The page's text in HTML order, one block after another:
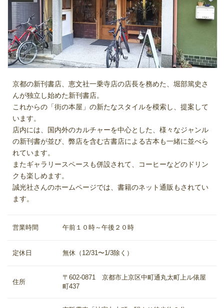
京都の新刊書店、恵文社一乗寺店の店長を務めた、堀部篤史さ
んが独立し始めた新刊書店。
これからの「街の本屋」の新たなスタイルを模索し、提案して
います。
店内には、国内外のカルチャーを中心とした、様々なジャンル
の新刊書が並び、弊店を含む古書店による古本も一緒に並べら
れています。
またギャラリースペースも併設されて、コーヒーなどのドリン
クも楽しめます。
誠光社さんのホームページでは、書籍のネット通販もされてい
ます。
営業時間 午前１０時～午後２０時
定休日 無休（12/31〜1/3除く）
住所
〒602-0871 京都市上京区中町通丸太町上ル俵屋
町437